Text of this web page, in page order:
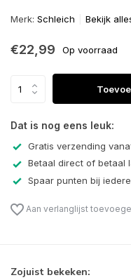
Merk: Schleich Bekijk
€22,99 Op voorraad
Dat is nog eens leuk:
Gratis verzending
Betaal direct of betaal
Spaar punten bij
Aan verlanglijst
Zojuist bekeken: